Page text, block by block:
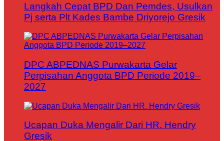
Langkah Cepat BPD Dan Pemdes, Usulkan
Pj serta Plt Kades Bambe Driyorejo Gresik
DPC ABPEDNAS Purwakarta Gelar
Perpisahan Anggota BPD Periode 2019–
2027
Ucapan Duka Mengalir Dari HR. Hendry
Gresik